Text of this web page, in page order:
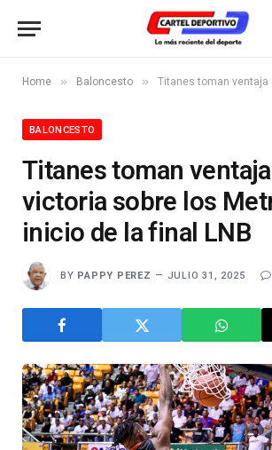
Home » Baloncesto » Titanes toman ventaja con victoria sobre
BALONCESTO
Titanes toman
victoria sobre los
inicio de la final LNB
BY PAPPY PEREZ JULIO 31, 2025